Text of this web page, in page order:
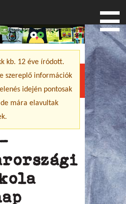
» Észak-Magyarországi Ökoiskola
üzenet
kb. 12 éve íródott.
szereplő információk
idején pontosak
mára elavultak